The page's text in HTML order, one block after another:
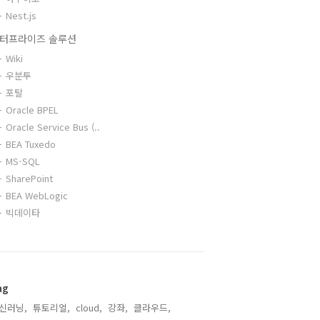
Nest.js
프라이즈 솔루션
Wiki
우분투
포탈
Oracle BPEL
Oracle Service Bus (..
BEA Tuxedo
MS-SQL
SharePoint
BEA WebLogic
빅데이타
러닝, 튜토리얼, cloud, 강좌, 클라우드,